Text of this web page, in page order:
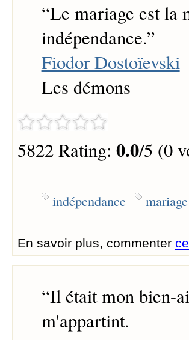
“Le mariage est la
indépendance.”
Fiodor Dostoïevski
Les démons
5822 Rating: 0.0/5 (0
indépendance mariage
En savoir plus, commenter
“Il était mon bien-
m'appartint.